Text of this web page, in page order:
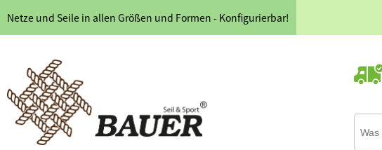
Netze und Seile in allen Größen und Formen - Konfigurierbar!